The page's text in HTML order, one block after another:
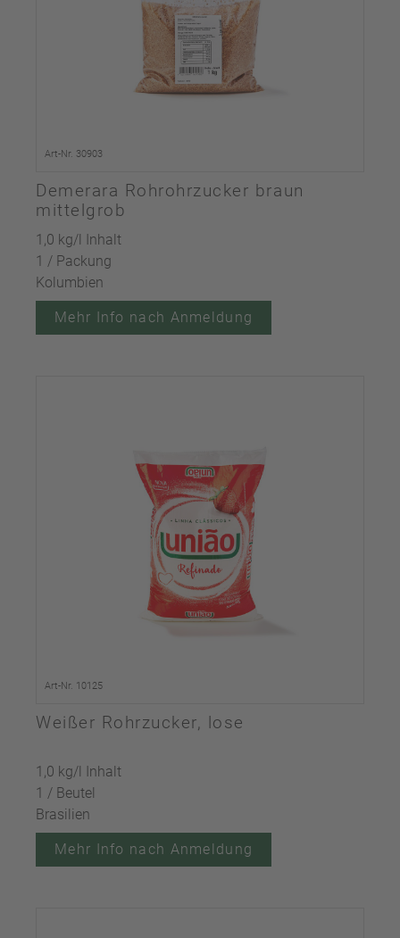
Art-Nr. 30903
Demerara Rohrohrzucker braun
mittelgrob
1,0 kg/l Inhalt
1 / Packung
Kolumbien
Mehr Info nach Anmeldung
Art-Nr. 10125
Weißer Rohrzucker, lose
1,0 kg/l Inhalt
1 / Beutel
Brasilien
Mehr Info nach Anmeldung